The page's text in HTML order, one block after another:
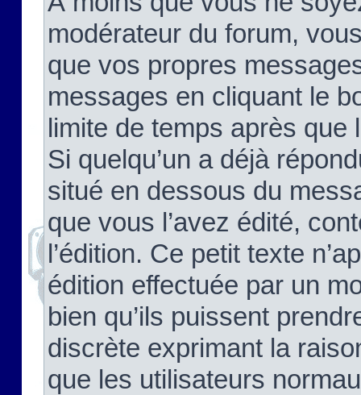
modérateur du forum,
que vos propres
messages en cliquant le
limite de temps après que
Si quelqu’un a déjà
situé en dessous du
que vous l’avez édité,
l’édition. Ce petit texte
édition effectuée par un
bien qu’ils puissent
discrète exprimant la
que les utilisateurs